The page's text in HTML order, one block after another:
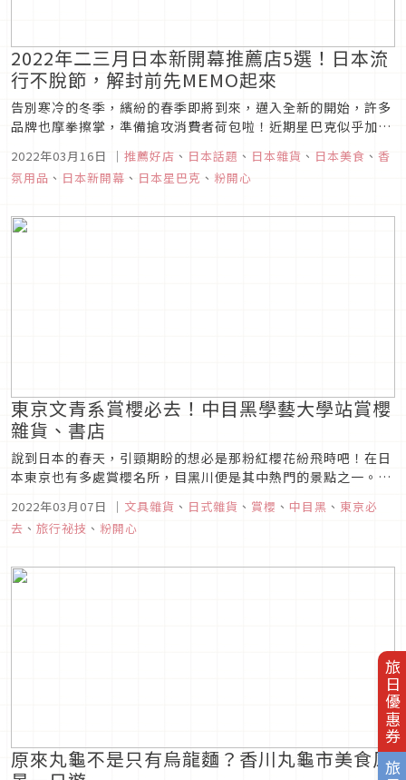
旅日優惠券
2022年二三月日本新開幕推薦店5選！日本流
行不脫節，解封前先MEMO起來
告別寒冷的冬季，繽紛的春季即將到來，邁入全新的開始，許多
品牌也摩拳擦掌，準備搶攻消費者荷包啦！近期星巴克似乎加緊
氣息的季節裡，甜點店更是必訪之處，擅長打造潮流甜點的
Bake也開了旗艦店，還有法國知名Patou時裝、REPLICA香水
2022年03月16日 ｜ 推薦好店 、 日本話題 、 日本雜貨 、 日本美食 、 香
氛用品 、 日本新開幕 、 日本星巴克 、 粉開心
東京文青系賞櫻必去！中目黑學藝大學站賞櫻
雜貨、書店
說到日本的春天，引頸期盼的想必是那粉紅櫻花紛飛時吧！在日
本東京也有多處賞櫻名所，目黑川便是其中熱門的景點之一。在
滿心期待櫻花盛開之時，目黑川附近有哪些能為追櫻之旅增添幾
分閒適氣息的店鋪呢？未來能夠到日本旅遊時，可不要忘記這些
店家囉！
2022年03月07日 ｜ 文具雜貨 、 日式雜貨 、 賞櫻 、 中目黑 、 東京必
去 、 旅行祕技 、 粉開心
原來丸龜不是只有烏龍麵？香川丸龜市美食風